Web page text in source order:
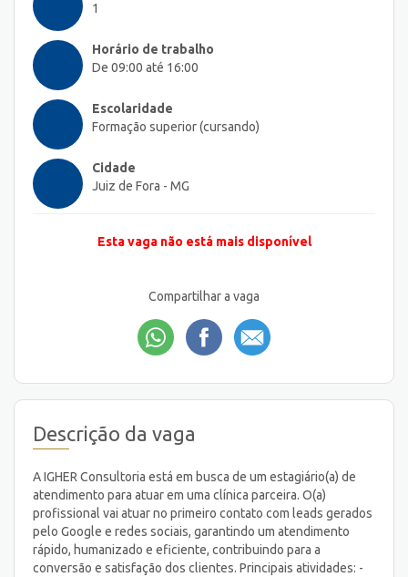
1
Horário de trabalho
De 09:00 até 16:00
Escolaridade
Formação superior (cursando)
Cidade
Juiz de Fora - MG
Esta vaga não está mais disponível
Compartilhar a vaga
Descrição da vaga
A IGHER Consultoria está em busca de um estagiário(a) de
atendimento para atuar em uma clínica parceira. O(a)
profissional vai atuar no primeiro contato com leads gerados
pelo Google e redes sociais, garantindo um atendimento
rápido, humanizado e eficiente, contribuindo para a
conversão e satisfação dos clientes. Principais atividades: -